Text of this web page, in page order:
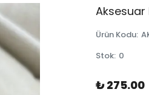
Aksesuar
Ürün Kodu:
Stok: 0
₺ 275.00